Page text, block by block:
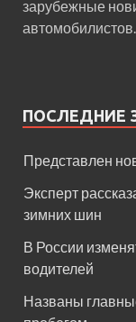
зарубежные
автомобилистов.
ПОСЛЕДНИЕ
Представлен
Эксперт
зимних шин
В России
водителей
Названы